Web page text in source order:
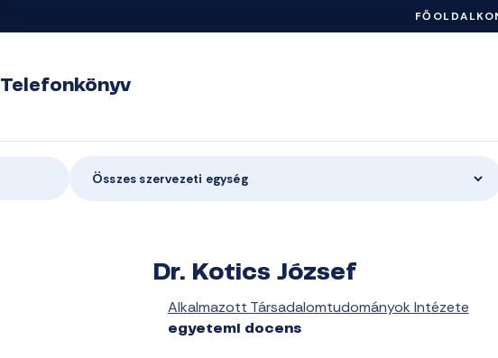
FŐOLDAL
Telefonkönyv
Összes szervezeti egység
Dr. Kotics József
Alkalmazott Társadalomtudományok Intézete
egyetemi docens